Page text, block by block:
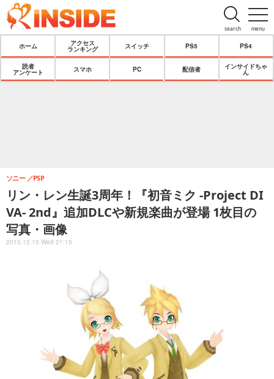
menu
search
ホーム
アクセス
ランキング
スイッチ PS5 PS4
読者
アンケート
スマホ PC 配信者
インサイドちゃ
ん
リン・レン生誕3周年！『初音ミク -Project DI
VA- 2nd』追加DLCや新規楽曲が登場 1枚目の
写真・画像
ソニー PSP
2010.12.15 Wed 21:15